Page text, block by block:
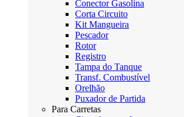
Conector Gasolina
Corta Circuito
Kit Mangueira
Pescador
Rotor
Registro
Tampa do Tanque
Transf. Combustível
Orelhão
Puxador de Partida
Para Carretas